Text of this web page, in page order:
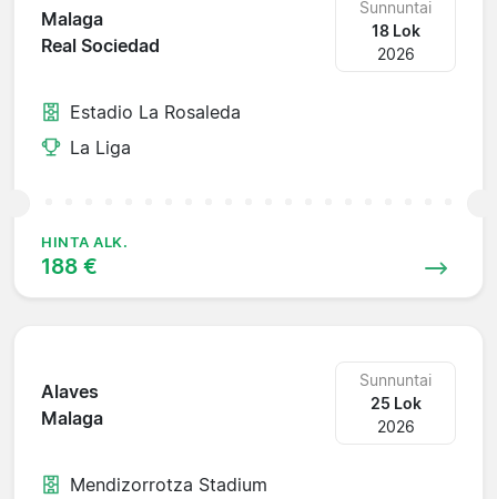
Malaga
Real Sociedad
Sunnuntai
18 Lok
2026
Estadio La Rosaleda
La Liga
HINTA ALK.
188 €
Alaves
Malaga
Sunnuntai
25 Lok
2026
Mendizorrotza Stadium